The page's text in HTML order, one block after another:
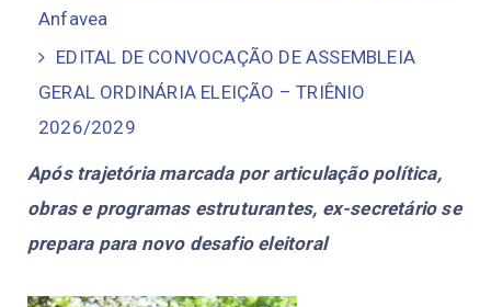
Anfavea
EDITAL DE CONVOCAÇÃO DE ASSEMBLEIA
GERAL ORDINÁRIA ELEIÇÃO – TRIÊNIO
2026/2029
Após trajetória marcada por articulação política,
obras e programas estruturantes, ex-secretário se
prepara para novo desafio eleitoral